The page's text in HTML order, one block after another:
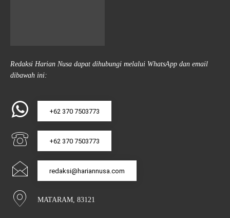
Redaksi Harian Nusa dapat dihubungi melalui WhatsApp dan email
dibawah ini:
+62 370 7503773
+62 370 7503773
redaksi@hariannusa.com
MATARAM, 83121